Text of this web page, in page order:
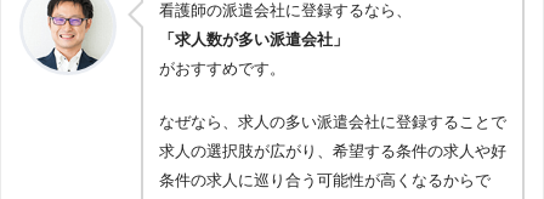
看護師の派遣会社に登録するなら、
「求人数が多い派遣会社」
がおすすめです。
なぜなら、求人の多い派遣会社に登録することで
求人の選択肢が広がり、希望する条件の求人や好
条件の求人に巡り合う可能性が高くなるからで